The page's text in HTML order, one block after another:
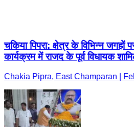
चकिया पिपरा: क्षेत्र के विभिन्न जगहों
कार्यक्रम में राजद के पूर्व विधायक
Chakia Pipra, East Champaran |